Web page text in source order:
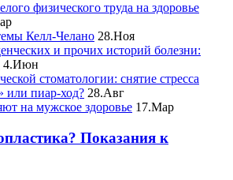
физического труда на здоровье
Келл-Челано 28.Ноя
и прочих историй болезни:
4.Июн
стоматологии: снятие стресса
или пиар-ход? 28.Авг
на мужское здоровье 17.Мар
Показания к